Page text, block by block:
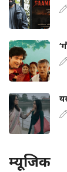
म्यूजिक